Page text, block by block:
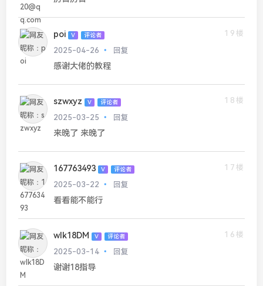
poi V 评论者
19楼
2025-04-26
回复
感谢大佬的教程
szwxyz V 评论者
18楼
2025-03-25
回复
来晚了 来晚了
167763493 V 评论者
17楼
2025-03-22
回复
看看能不能行
wlk18DM V 评论者
16楼
2025-03-14
回复
谢谢18指导